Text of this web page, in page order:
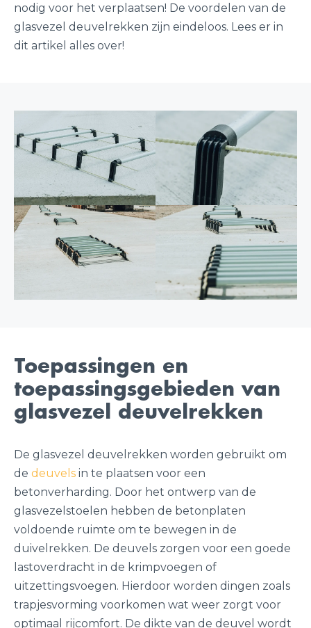
nodig voor het verplaatsen! De voordelen van de
glasvezel deuvelrekken zijn eindeloos. Lees er in
dit artikel alles over!
Toepassingen en
toepassingsgebieden van
glasvezel deuvelrekken
De glasvezel deuvelrekken worden gebruikt om
de deuvels in te plaatsen voor een
betonverharding. Door het ontwerp van de
glasvezelstoelen hebben de betonplaten
voldoende ruimte om te bewegen in de
duivelrekken. De deuvels zorgen voor een goede
lastoverdracht in de krimpvoegen of
uitzettingsvoegen. Hierdoor worden dingen zoals
trapjesvorming voorkomen wat weer zorgt voor
optimaal rijcomfort. De dikte van de deuvel wordt